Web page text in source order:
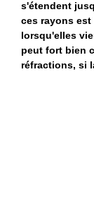
s'étendent
ces rayons
lorsqu'elles
peut fort bien
réfractions, si